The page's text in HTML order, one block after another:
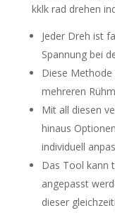
kklk rad drehen
Jeder Dreh ist
Spannung bei
Diese
mehreren
Mit all diesen
hinaus
individuell
Das Tool kann
angepasst
dieser